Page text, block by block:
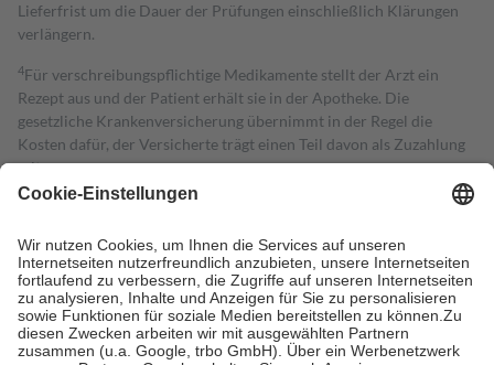
Lieferfrist um die Dauer der Prüfungen einschließlich Klärungen
verlängern.
4Für verschreibungspflichtige Medikamente stellt der Arzt ein
Rezept aus und der Patient erhält sie in der Apotheke. Die
gesetzliche Krankenversicherung übernimmt in der Regel die
Kosten dafür, der Versicherte trägt einen Teil davon als Zuzahlung
mit.
Grundsätzlich leisten Mitglieder Zuzahlungen in Höhe von zehn
höchstens zehn Euro.
Es sind jedoch nie mehr als die tatsächlichen
Kosten der Leistung zu entrichten.
Diese Regeln gelten grundsätzlich auch für Online-Apotheken.
Bei Heilmitteln und häuslicher Krankenpflege beträgt die
Zuzahlung zehn Prozent der Kosten sowie zehn Euro je
Verordnung.